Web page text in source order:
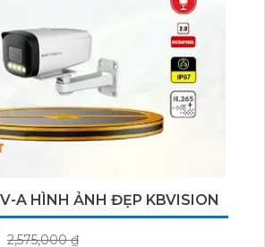
năng xoay 360 độ, bạn có thể lắp
không gian rộng để quan sát toàn
dàng. Việc kết nối qua công nghệ
tiện và dễ dàng. Bên cạnh đó,
hợp khả năng thu âm và loa, cho
hai chiều với những người ở trong
của camera. Camera Wifi IP CS-
căn nhà hoặc doanh nghiệp của
A HÌNH ẢNH ĐẸP KBVISION
2,575,000 ₫